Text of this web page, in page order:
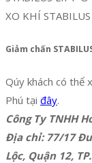
XO KHÍ STABILUS
Giảm chấn
Qúy khách có thể
Phú tại đây.
Công Ty TNHH
Địa chỉ: 77/17
Lộc, Quận 12,